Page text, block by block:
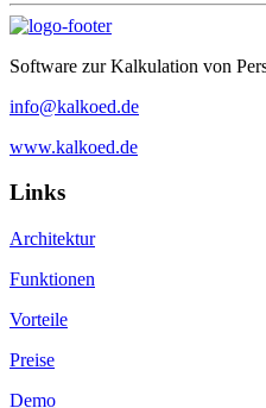
Software zur Kalkulation von
info@kalkoed.de
www.kalkoed.de
Links
Architektur
Funktionen
Vorteile
Preise
Demo